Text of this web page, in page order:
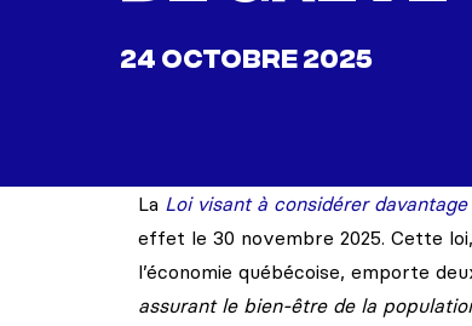
24 OCTOBRE 2025
La Loi visant à considérer
effet le 30 novembre 2025. Cette
l’économie québécoise, emporte
assurant le bien-être de la